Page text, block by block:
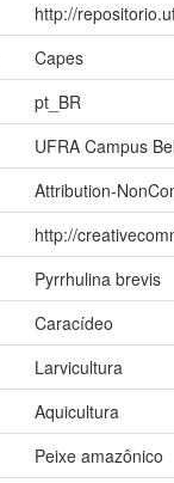
http://
Capes
pt_BR
UFRA Campus
Attribution-
http://
Pyrrhulina brevis
Caracídeo
Larvicultura
Aquicultura
Peixe amazônico